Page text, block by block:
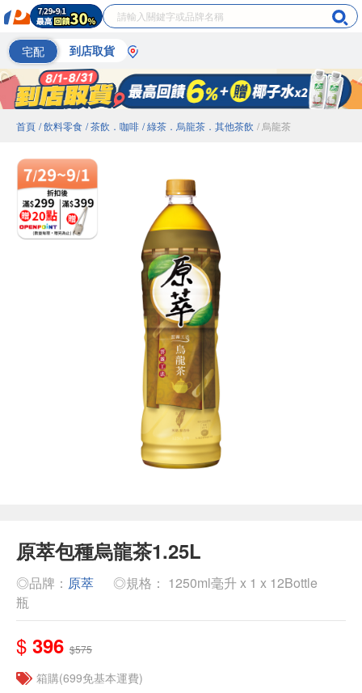
宅配 到店取貨
首頁 / 飲料零食 / 茶飲．咖啡 / 綠茶．烏龍茶．其他茶飲 / 烏龍茶
原萃包種烏龍茶1.25L
◎品牌： 原萃
◎規格： 1250ml毫升 x 1 x 12Bottle
瓶
$ 396 $575
箱購(699免基本運費)